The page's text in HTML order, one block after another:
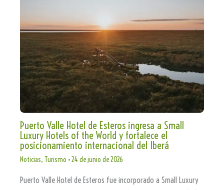
Puerto Valle Hotel de Esteros ingresa a Small
Luxury Hotels of the World y fortalece el
posicionamiento internacional del Iberá
Noticias, Turismo •24 de junio de 2026
Puerto Valle Hotel de Esteros fue incorporado a Small Luxury